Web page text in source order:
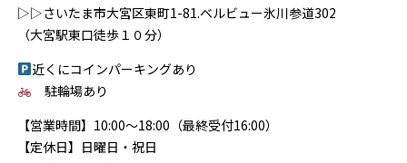
▷▷さいたま市大宮区東町1-81.ベルビュー氷川参道302
（大宮駅東口徒歩１０分）
近くにコインパーキングあり
駐輪場あり
【営業時間】10:00〜18:00（最終受付16:00）
【定休日】日曜日・祝日